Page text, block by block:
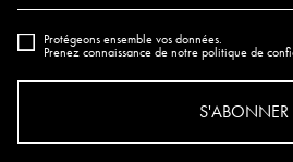
Protégeons ensemble vos données.
Prenez connaissance de notre politique de
S'ABONNER